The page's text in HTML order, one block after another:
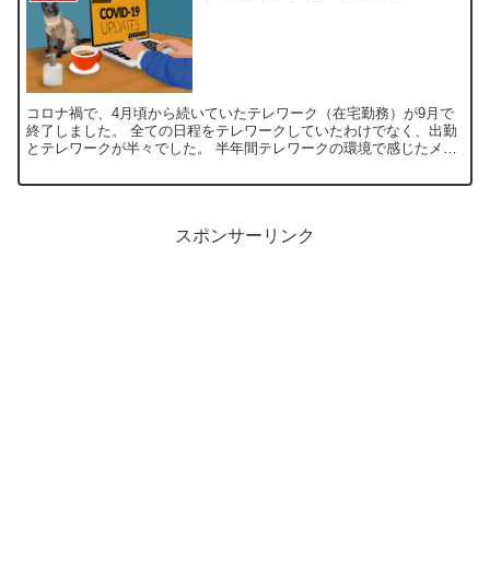
コロナ禍で、4月頃から続いていたテレワーク（在宅勤務）が9月で
終了しました。 全ての日程をテレワークしていたわけでなく、出勤
とテレワークが半々でした。 半年間テレワークの環境で感じたメリ
スポンサーリンク